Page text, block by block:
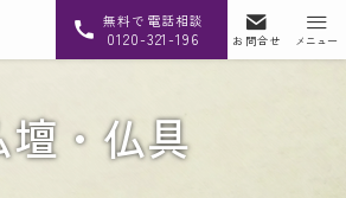
無料で電話相談
0120-321-196 お問合せ メニュー
壇・仏具